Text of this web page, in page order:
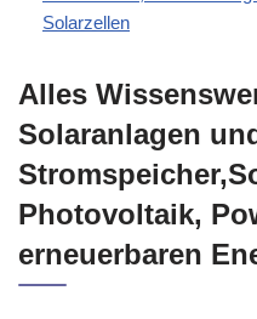
Solarzellen
Alles
Solaranlagen
Photovoltaik,
erneuerbaren